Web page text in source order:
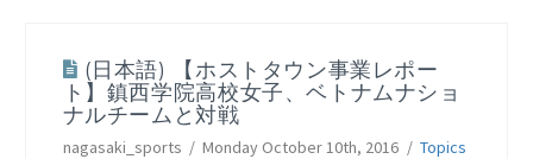
(日本語) 【ホストタウン事業レポー
ト】鎮西学院高校女子、ベトナムナショ
ナルチームと対戦
nagasaki_sports Monday October 10th, 2016 Topics